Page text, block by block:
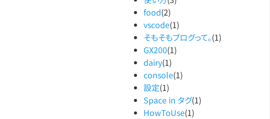
food(2)
vscode(1)
そもそもブログって。(1)
GX200(1)
dairy(1)
console(1)
設定(1)
Space in タグ(1)
HowToUse(1)